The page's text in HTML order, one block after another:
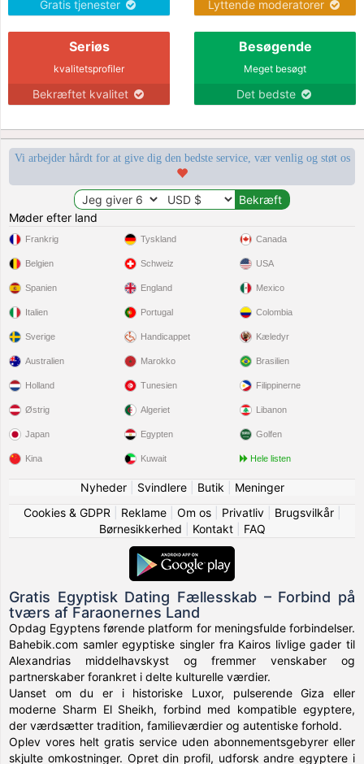
Gratis tjenester Lyttende moderatorer
Seriøs
kvalitetsprofiler
Bekræftet kvalitet
Besøgende
Meget besøgt
Det bedste
Vi arbejder hårdt for at give dig den bedste service, vær venlig og støt os
Møder efter land
Frankrig
Belgien
Spanien
Italien
Sverige
Tyskland
Schweiz
England
Portugal
Handicappet
Canada
USA
Mexico
Colombia
Kæledyr
Australien
Holland
Østrig
Japan
Kina
Marokko
Tunesien
Algeriet
Egypten
Kuwait
Brasilien
Filippinerne
Libanon
Golfen
Hele listen
Nyheder| Svindlere| Butik
Meninger
Cookies & GDPR
Reklame| Om os| Privatliv| Brugsvilkår|
Børnesikkerhed
Kontakt| FAQ
Gratis Egyptisk Dating Fællesskab – Forbind på
tværs af Faraonernes Land
Opdag Egyptens førende platform for meningsfulde forbindelser.
Bahebik.com samler egyptiske singler fra Kairos livlige gader til
Alexandrias middelhavskyst og fremmer venskaber og
partnerskaber forankret i delte kulturelle værdier.
Uanset om du er i historiske Luxor, pulserende Giza eller
moderne Sharm El Sheikh, forbind med kompatible egyptere,
der værdsætter tradition, familieværdier og autentiske forhold.
Oplev vores helt gratis service uden abonnementsgebyrer eller
skjulte omkostninger. Opret din profil, udforsk andre egyptere i